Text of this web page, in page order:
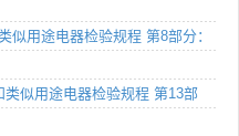
用途电器检验规程 第8部分：
似用途电器检验规程 第13部